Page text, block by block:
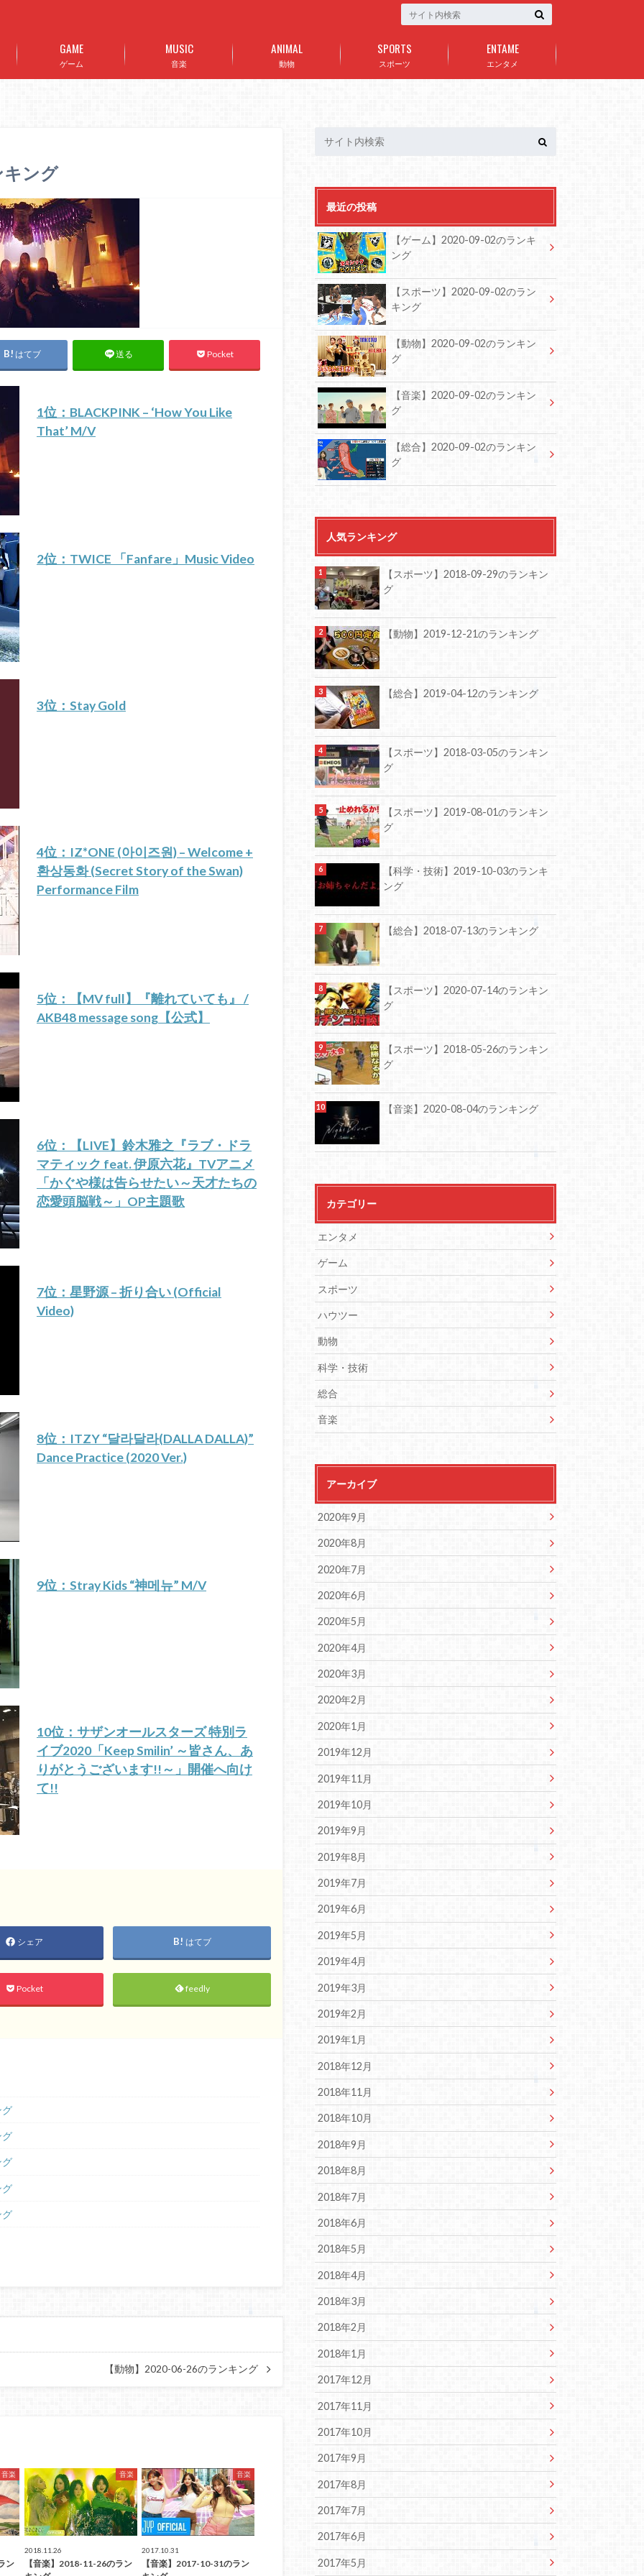
ゲーム
GAME
音楽
MUSIC
動物
ANIMAL
スポーツ
SPORTS
エンタメ
ENTAME
キング
はてブ 送る Pocket
1位：BLACKPINK – ‘How You Like
That’ M/V
2位：TWICE 「Fanfare」Music Video
3位：Stay Gold
4位：IZ*ONE (아이즈원) – Welcome +
환상동화 (Secret Story of the Swan)
Performance Film
5位：【MV full】『離れていても』 /
AKB48 message song【公式】
6位：【LIVE】鈴木雅之『ラブ・ドラ
マティック feat. 伊原六花』TVアニメ
「かぐや様は告らせたい～天才たちの
恋愛頭脳戦～」OP主題歌
7位：星野源 – 折り合い (Official
Video)
8位：ITZY “달라달라(DALLA DALLA)”
Dance Practice (2020 Ver.)
9位：Stray Kids “神메뉴” M/V
10位：サザンオールスターズ 特別ラ
イブ2020「Keep Smilin’ ～皆さん、あ
りがとうございます!!～」開催へ向け
て!!
シェア はてブ
Pocket feedly
【動物】2020-06-26のランキング
音楽
ン
音楽
2018.11.26
【音楽】2018-11-26のラン
音楽
2017.10.31
【音楽】2017-10-31のラン
最近の投稿
【ゲーム】2020-09-02のランキ
ング
【スポーツ】2020-09-02のラン
キング
【動物】2020-09-02のランキン
グ
【音楽】2020-09-02のランキン
グ
【総合】2020-09-02のランキン
グ
人気ランキング
【スポーツ】2018-09-29のランキン
グ
【動物】2019-12-21のランキング
【総合】2019-04-12のランキング
【スポーツ】2018-03-05のランキン
グ
【スポーツ】2019-08-01のランキン
グ
【科学・技術】2019-10-03のランキ
ング
【総合】2018-07-13のランキング
【スポーツ】2020-07-14のランキン
グ
【スポーツ】2018-05-26のランキン
グ
【音楽】2020-08-04のランキング
カテゴリー
エンタメ
ゲーム
スポーツ
ハウツー
動物
科学・技術
総合
音楽
アーカイブ
2020年9月
2020年8月
2020年7月
2020年6月
2020年5月
2020年4月
2020年3月
2020年2月
2020年1月
2019年12月
2019年11月
2019年10月
2019年9月
2019年8月
2019年7月
2019年6月
2019年5月
2019年4月
2019年3月
2019年2月
2019年1月
2018年12月
2018年11月
2018年10月
2018年9月
2018年8月
2018年7月
2018年6月
2018年5月
2018年4月
2018年3月
2018年2月
2018年1月
2017年12月
2017年11月
2017年10月
2017年9月
2017年8月
2017年7月
2017年6月
2017年5月